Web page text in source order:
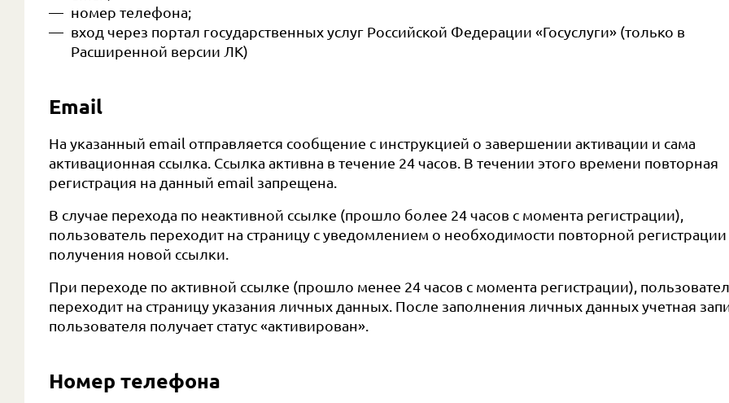
номер телефона;
вход через портал государственных услуг Российской Федерации «Госуслуги» (только в
Расширенной версии ЛК)
Email
На указанный email отправляется сообщение с инструкцией о завершении активации и сама
активационная ссылка. Ссылка активна в течение 24 часов. В течении этого времени повторная
регистрация на данный email запрещена.
В случае перехода по неактивной ссылке (прошло более 24 часов с момента регистрации),
пользователь переходит на страницу с уведомлением о необходимости повторной
получения новой ссылки.
При переходе по активной ссылке (прошло менее 24 часов с момента регистрации),
переходит на страницу указания личных данных. После заполнения личных данных учетная
пользователя получает статус «активирован».
Номер телефона